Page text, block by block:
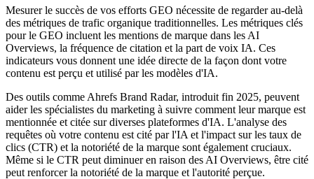
Mesurer le succès de vos efforts GEO nécessite de regarder au-delà
des métriques de trafic organique traditionnelles. Les métriques clés
pour le GEO incluent les mentions de marque dans les AI
Overviews, la fréquence de citation et la part de voix IA. Ces
indicateurs vous donnent une idée directe de la façon dont votre
contenu est perçu et utilisé par les modèles d'IA.
Des outils comme Ahrefs Brand Radar, introduit fin 2025, peuvent
aider les spécialistes du marketing à suivre comment leur marque est
mentionnée et citée sur diverses plateformes d'IA. L'analyse des
requêtes où votre contenu est cité par l'IA et l'impact sur les taux de
clics (CTR) et la notoriété de la marque sont également cruciaux.
Même si le CTR peut diminuer en raison des AI Overviews, être cité
peut renforcer la notoriété de la marque et l'autorité perçue.